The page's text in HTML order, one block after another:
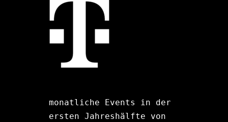
monatliche Events in der
ersten Jahreshälfte von